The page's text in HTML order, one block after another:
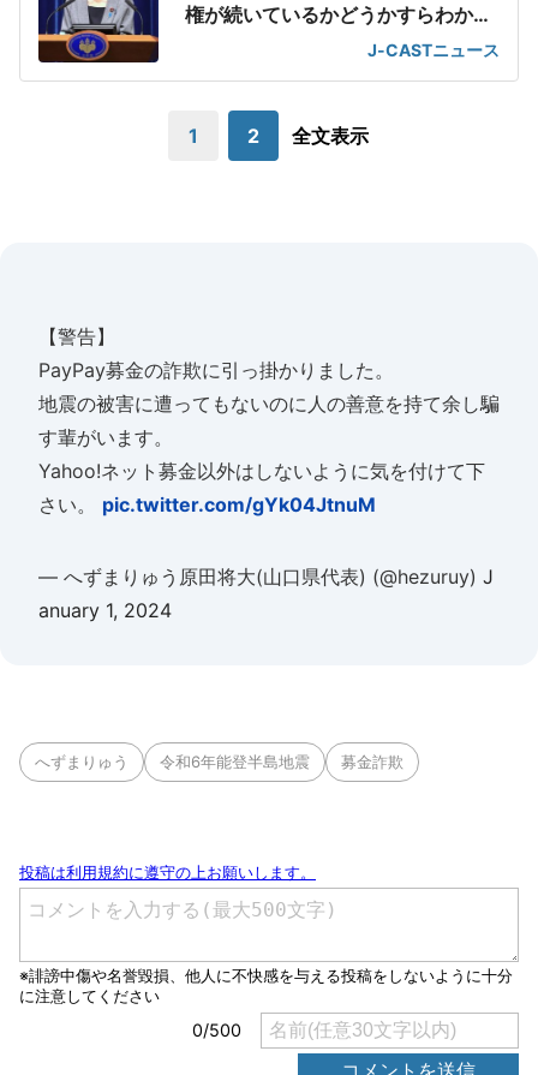
権が続いているかどうかすらわから
J-CASTニュース
1 2 全文表示
【警告】
PayPay募金の詐欺に引っ掛かりました。
地震の被害に遭ってもないのに人の善意を持て余し騙
す輩がいます。
Yahoo!ネット募金以外はしないように気を付けて下
さい。 pic.twitter.com/gYk04JtnuM
— へずまりゅう原田将大(山口県代表) (@hezuruy) J
anuary 1, 2024
へずまりゅう 令和6年能登半島地震 募金詐欺